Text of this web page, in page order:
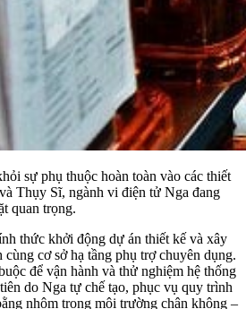
sự phụ thuộc hoàn toàn vào các thiết
Thụy Sĩ, ngành vi điện tử Nga đang
quan trọng.
thức khởi động dự án thiết kế và xây
cơ sở hạ tầng phụ trợ chuyên dụng.
để vận hành và thử nghiệm hệ thống
do Nga tự chế tạo, phục vụ quy trình
nhôm trong môi trường chân không –